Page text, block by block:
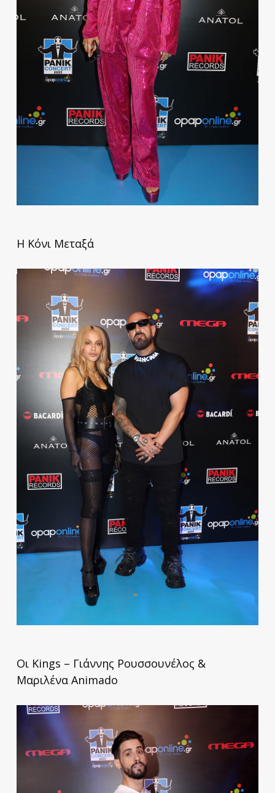
Η Κόνι Μεταξά
Οι Kings – Γιάννης Ρουσσουνέλος &
Μαριλένα Animado